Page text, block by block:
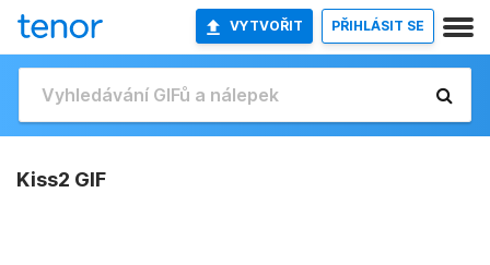
VYTVOŘIT PŘIHLÁSIT SE
Kiss2 GIF